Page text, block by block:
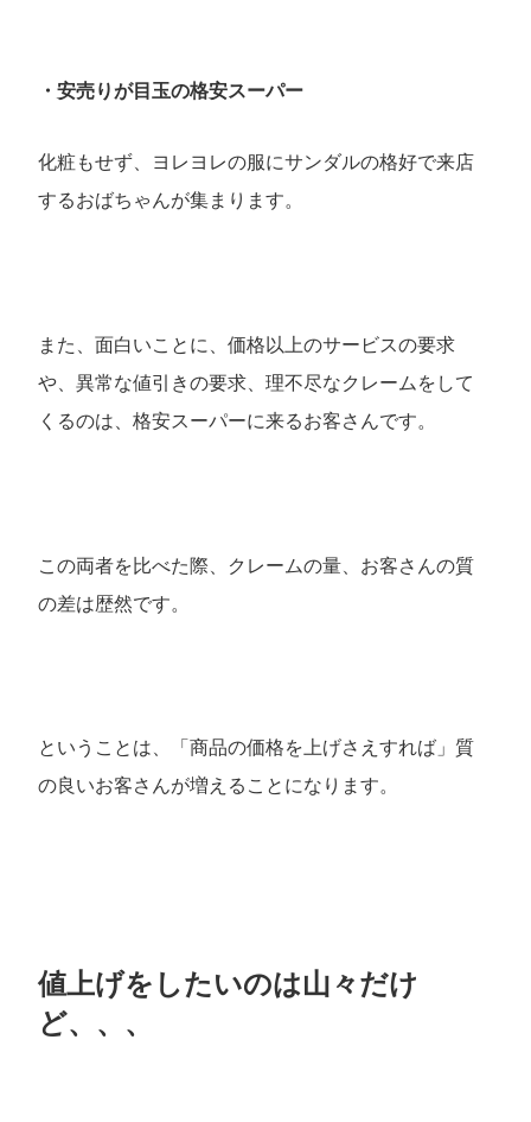
・安売りが目玉の格安スーパー
化粧もせず、ヨレヨレの服にサンダルの格好で来店
するおばちゃんが集まります。
また、面白いことに、価格以上のサービスの要求
や、異常な値引きの要求、理不尽なクレームをして
くるのは、格安スーパーに来るお客さんです。
この両者を比べた際、クレームの量、お客さんの質
の差は歴然です。
ということは、「商品の価格を上げさえすれば」質
の良いお客さんが増えることになります。
値上げをしたいのは山々だけ
ど、、、